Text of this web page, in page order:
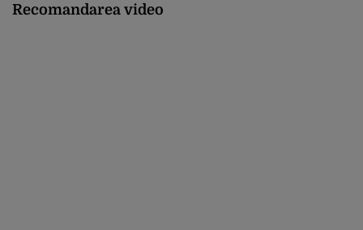
Recomandarea video